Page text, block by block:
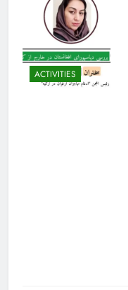
ACTIVITIES